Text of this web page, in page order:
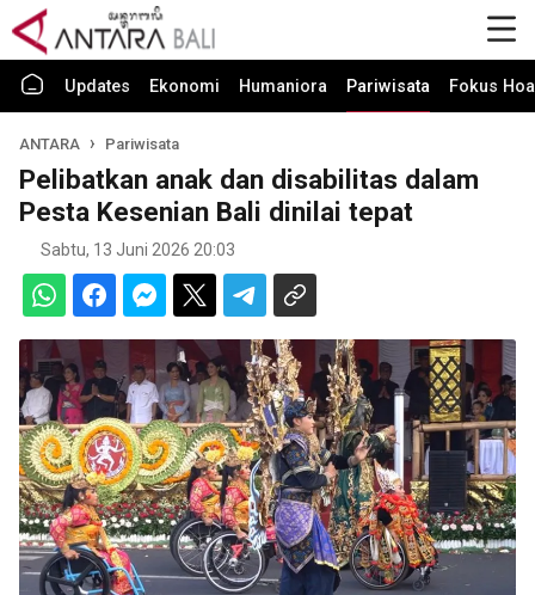
Updates Ekonomi Humaniora Pariwisata Fokus
ANTARA Pariwisata
Pelibatkan anak dan disabilitas dalam
Pesta Kesenian Bali dinilai tepat
Sabtu, 13 Juni 2026 20:03